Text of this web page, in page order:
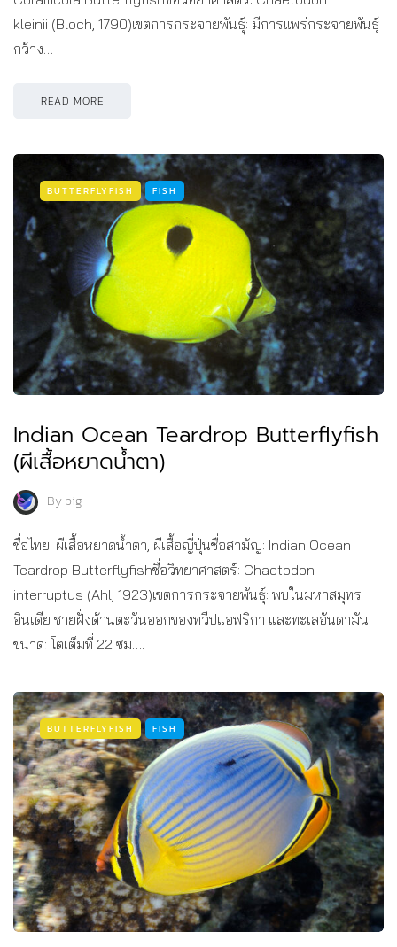
kleinii (Bloch, 1790)เขตการกระจายพันธุ์: มีการแพร่กระจายพันธุ์
กว้าง…
READ MORE
BUTTERFLYFISH FISH
Indian Ocean Teardrop Butterflyfish
(ผีเสื้อหยาดน้ำตา)
Bybig
ชื่อไทย: ผีเสื้อหยาดน้ำตา, ผีเสื้อญี่ปุ่นชื่อสามัญ: Indian Ocean
Teardrop Butterflyfishชื่อวิทยาศาสตร์: Chaetodon
interruptus (Ahl, 1923)เขตการกระจายพันธุ์: พบในมหาสมุทร
อินเดีย ชายฝั่งด้านตะวันออกของทวีปแอฟริกา และทะเลอันดามัน
ขนาด: โตเต็มที่ 22 ซม….
BUTTERFLYFISH FISH